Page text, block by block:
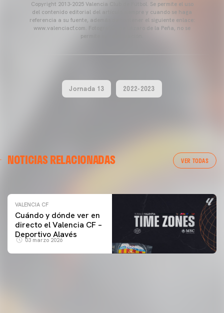
Copyright 2013-2025 Valencia Club de Fútbol. Se permite el uso
del contenido editorial del artículo siempre y cuando se haga
referencia a su fuente, además de contener el siguiente enlace:
www.valenciacf.com. Fotografías de Lázaro de la Peña, no se
permite su reutilización.
Jornada 13 2022-2023
NOTICIAS RELACIONADAS VER TODAS
ENTRENAMIENTO DEL VALENCIA CF 04/03/26
VALENCIA CF
Cuándo y dónde ver en
directo el Valencia CF –
Deportivo Alavés
03 marzo 2026